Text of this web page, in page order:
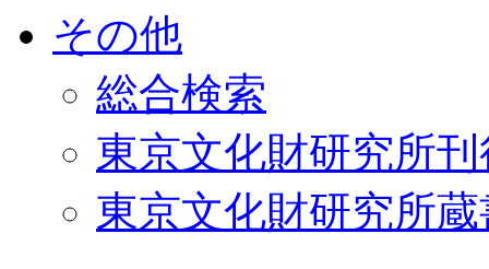
その他
総合検索
東京文化財研究所
東京文化財研究所